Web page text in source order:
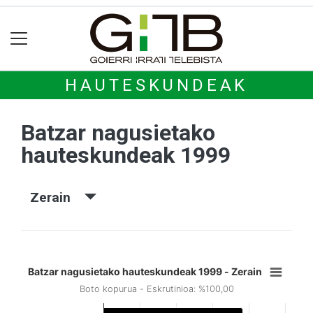
HAUTESKUNDEAK
Batzar nagusietako
hauteskundeak 1999
Zerain
Batzar nagusietako hauteskundeak 1999 - Zerain
Boto kopurua - Eskrutinioa: %100,00